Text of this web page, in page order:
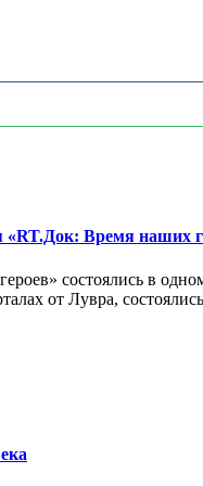
Время наших
состоялись в
от Лувра,